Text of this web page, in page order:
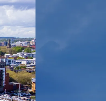
und dieses kontinuierlich
festlegen. Dies ist auch